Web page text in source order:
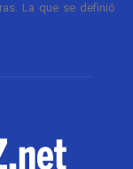
La que se definió